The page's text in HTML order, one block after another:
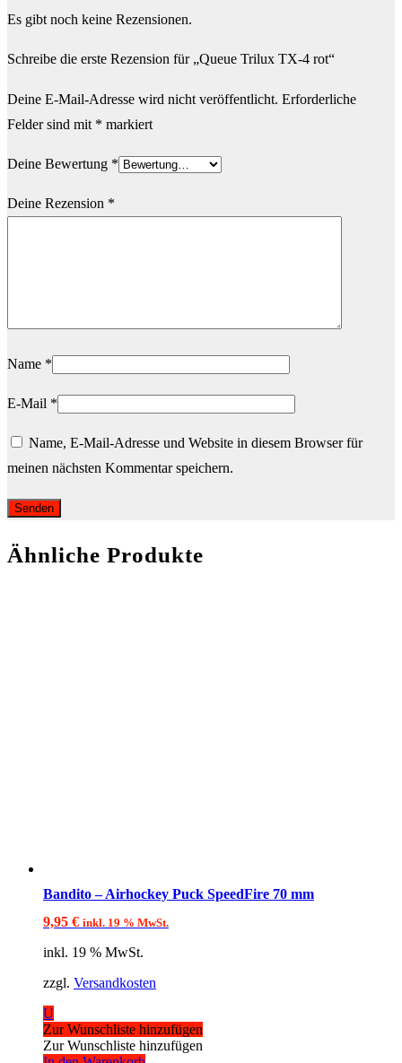
Es gibt noch keine Rezensionen.
Schreibe die erste Rezension für „Queue Trilux TX-4 rot“
Deine E-Mail-Adresse wird nicht veröffentlicht. Erforderliche
Felder sind mit * markiert
Deine Bewertung *
Deine Rezension *
Name *
E-Mail *
Name, E-Mail-Adresse und Website in diesem Browser für
meinen nächsten Kommentar speichern.
Ähnliche Produkte
Bandito – Airhockey Puck SpeedFire 70 mm
9,95 € inkl. 19 % MwSt.
inkl. 19 % MwSt.
zzgl. Versandkosten
U
Zur Wunschliste hinzufügen
Zur Wunschliste hinzufügen